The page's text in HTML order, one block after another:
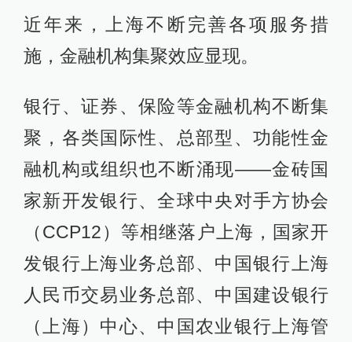
近年来，上海不断完善各项服务措
施，金融机构集聚效应显现。
银行、证券、保险等金融机构不断集
聚，各类国际性、总部型、功能性金
融机构或组织也不断涌现——金砖国
家新开发银行、全球中央对手方协会
（CCP12）等相继落户上海，国家开
发银行上海业务总部、中国银行上海
人民币交易业务总部、中国建设银行
（上海）中心、中国农业银行上海管